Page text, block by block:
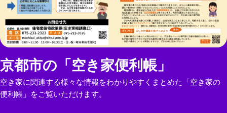
京都市の「空き家便利帳」
空き家に関連する様々な情報をわかりやすくまとめた「空き家の
便利帳」をご覧いただけます。